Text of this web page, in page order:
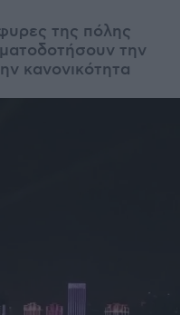
της πόλης
την
κανονικότητα